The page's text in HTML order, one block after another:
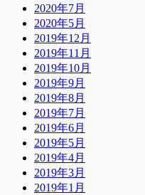
2020年7月
2020年5月
2019年12月
2019年11月
2019年10月
2019年9月
2019年8月
2019年7月
2019年6月
2019年5月
2019年4月
2019年3月
2019年1月